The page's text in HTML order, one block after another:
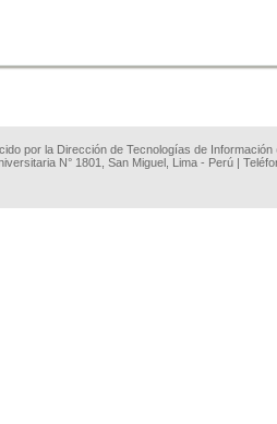
por la Dirección de Tecnologías de
N° 1801, San Miguel, Lima - Perú |